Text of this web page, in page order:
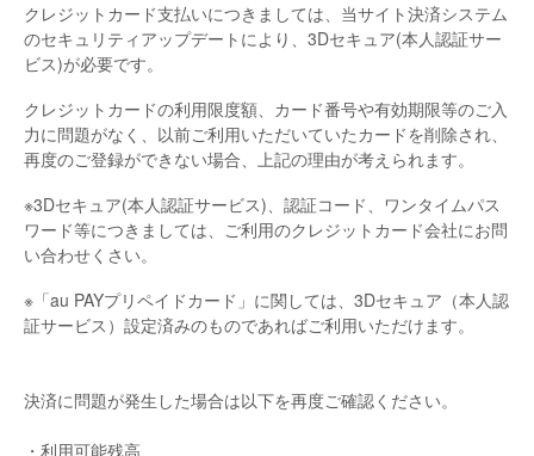
クレジットカード支払いにつきましては、当サイト決済システム
のセキュリティアップデートにより、3Dセキュア(本人認証サー
ビス)が必要です。
クレジットカードの利用限度額、カード番号や有効期限等のご入
力に問題がなく、以前ご利用いただいていたカードを削除され、
再度のご登録ができない場合、上記の理由が考えられます。
※3Dセキュア(本人認証サービス)、認証コード、ワンタイムパス
ワード等につきましては、ご利用のクレジットカード会社にお問
い合わせくさい。
※「au PAYプリペイドカード」に関しては、3Dセキュア（本人認
証サービス）設定済みのものであればご利用いただけます。
決済に問題が発生した場合は以下を再度ご確認ください。
・利用可能残高